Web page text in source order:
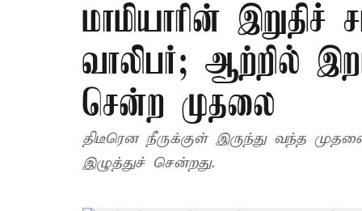
மாமியாரின் இறுதிச்
வாலிபர்; ஆற்றில்
சென்ற முதலை
திடீரென நீருக்குள் இருந்து வந்த
இழுத்துச் சென்றது.